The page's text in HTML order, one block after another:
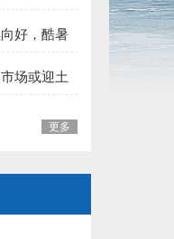
元:
元:
好，酷暑
场或迎土
更多